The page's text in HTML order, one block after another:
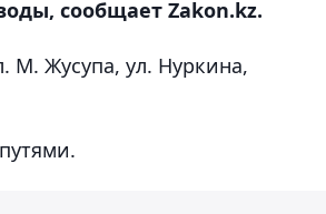
сообщает Zakon.kz.
М. Жусупа, ул. Нуркина,